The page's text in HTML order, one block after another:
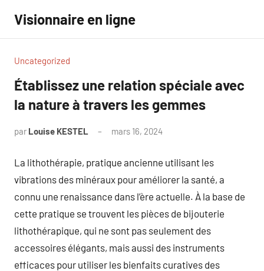
contenu
Visionnaire en ligne
Uncategorized
Établissez une relation spéciale avec
la nature à travers les gemmes
par Louise KESTEL mars 16, 2024
La lithothérapie, pratique ancienne utilisant les
vibrations des minéraux pour améliorer la santé, a
connu une renaissance dans l’ère actuelle. À la base de
cette pratique se trouvent les pièces de bijouterie
lithothérapique, qui ne sont pas seulement des
accessoires élégants, mais aussi des instruments
efficaces pour utiliser les bienfaits curatives des